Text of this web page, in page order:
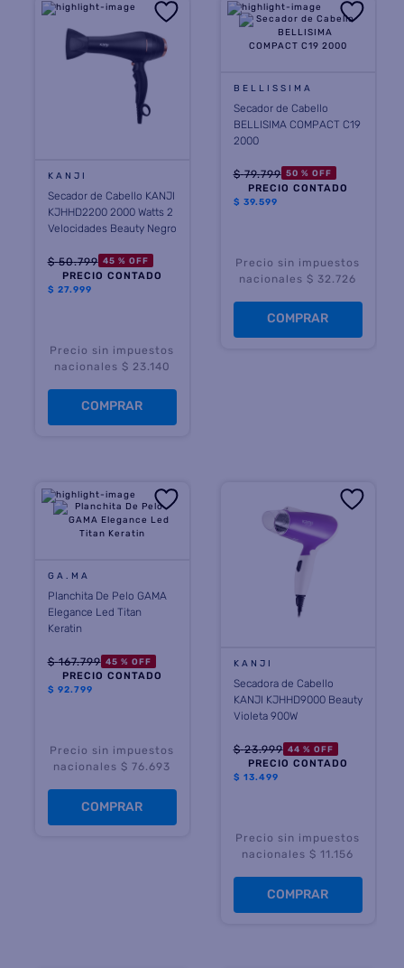
KANJI
Secador de Cabello KANJI
KJHHD2200 2000 Watts 2
Velocidades Beauty Negro
$ 50.799 45 % OFF
PRECIO CONTADO
$ 27.999
Precio sin impuestos
nacionales $ 23.140
COMPRAR
BELLISSIMA
Secador de Cabello
BELLISIMA COMPACT C19
2000
$ 79.799 50 % OFF
PRECIO CONTADO
$ 39.599
Precio sin impuestos
nacionales $ 32.726
COMPRAR
GA.MA
Planchita De Pelo GAMA
Elegance Led Titan
Keratin
$ 167.799 45 % OFF
PRECIO CONTADO
$ 92.799
Precio sin impuestos
nacionales $ 76.693
COMPRAR
KANJI
Secadora de Cabello
KANJI KJHHD9000 Beauty
Violeta 900W
$ 23.999 44 % OFF
PRECIO CONTADO
$ 13.499
Precio sin impuestos
nacionales $ 11.156
COMPRAR
heladera
. placard